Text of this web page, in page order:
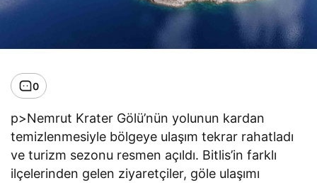
0
p>Nemrut Krater Gölü’nün yolunun kardan
temizlenmesiyle bölgeye ulaşım tekrar rahatladı
ve turizm sezonu resmen açıldı. Bitlis’in farklı
ilçelerinden gelen ziyaretçiler, göle ulaşımı